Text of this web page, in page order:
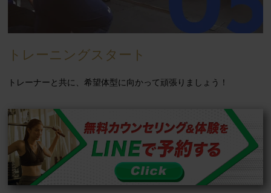
トレーニングスタート
トレーナーと共に、希望体型に向かって頑張りましょう！